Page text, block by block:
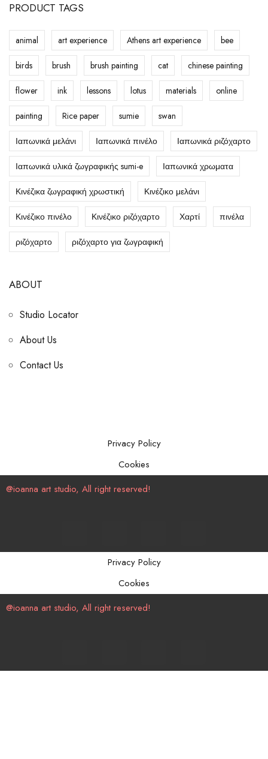
PRODUCT TAGS
animal art experience Athens art experience bee
birds brush brush painting cat chinese painting
flower ink lessons lotus materials online
painting Rice paper sumie swan
Ιαπωνικά μελάνι Ιαπωνικά πινέλο Ιαπωνικά ριζόχαρτο
Ιαπωνικά υλικά ζωγραφικής sumi-e Ιαπωνικά χρωματα
Κινέζικα ζωγραφική χρωστική Κινέζικο μελάνι
Κινέζικο πινέλο Κινέζικο ριζόχαρτο Χαρτί πινέλα
ριζόχαρτο ριζόχαρτο για ζωγραφική
ABOUT
Studio Locator
About Us
Contact Us
Privacy Policy
Cookies
@ioanna art studio, All right reserved!
Privacy Policy
Cookies
@ioanna art studio, All right reserved!